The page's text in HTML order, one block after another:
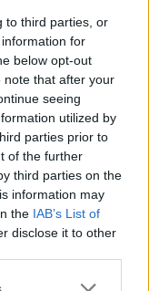
to third parties, or
for
below opt-out
note that after your
seeing
utilized by
parties prior to
of the further
third parties on the
information may
the IAB’s List of
disclose it to other
or more Google